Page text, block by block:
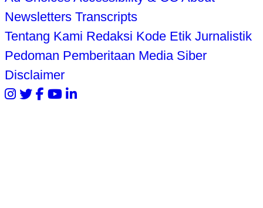
Newsletters Transcripts
Tentang Kami Redaksi Kode Etik Jurnalistik
Pedoman Pemberitaan Media Siber
Disclaimer